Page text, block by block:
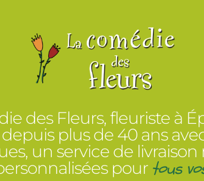
des Fleurs, fleuriste à
plus de 40 ans
un service de
pour tous